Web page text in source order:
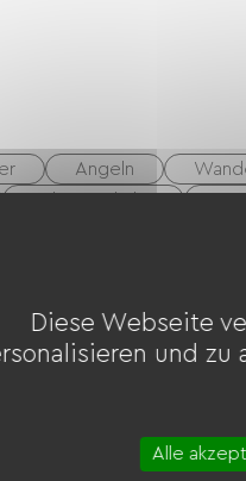
Angeln
Bügelausrüstung
Diese Webseite
und zu
Alle